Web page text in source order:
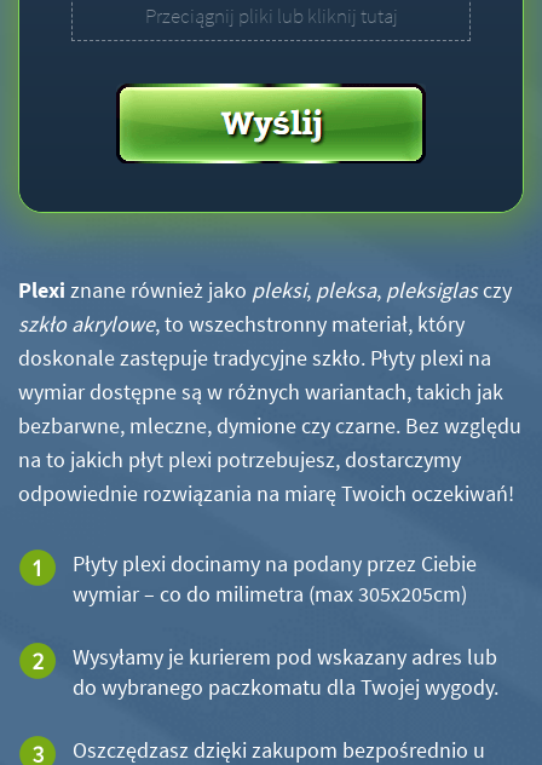
Przeciągnij pliki lub kliknij tutaj
Plexi znane również jako pleksi, pleksa, pleksiglasczy
szkło akrylowe, to wszechstronny materiał, który
doskonale zastępuje tradycyjne szkło. Płyty plexi na
wymiar dostępne są w różnych wariantach, takich jak
bezbarwne, mleczne, dymione czy czarne. Bez względu
na to jakich płyt plexi potrzebujesz, dostarczymy
odpowiednie rozwiązania na miarę Twoich oczekiwań!
Płyty plexi docinamy na podany przez Ciebie
wymiar – co do milimetra (max 305x205cm)
Wysyłamy je kurierem pod wskazany adres lub
do wybranego paczkomatu dla Twojej wygody.
Oszczędzasz dzięki zakupom bezpośrednio u